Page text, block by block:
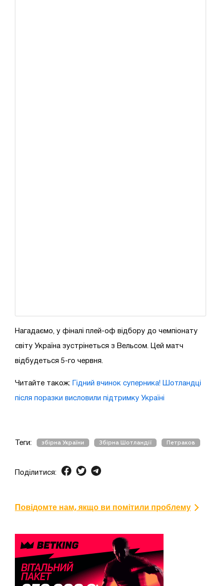
Нагадаємо, у фіналі плей-оф відбору до чемпіонату
світу Україна зустрінеться з Вельсом. Цей матч
відбудеться 5-го червня.
Читайте також: Гідний вчинок суперника! Шотландці
після поразки висловили підтримку Україні
Теги: збірна України Збірна Шотландії Петраков
Поділитися:
Повідомте нам, якщо ви помітили проблему